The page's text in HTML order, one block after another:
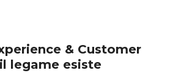
& Customer
legame esiste